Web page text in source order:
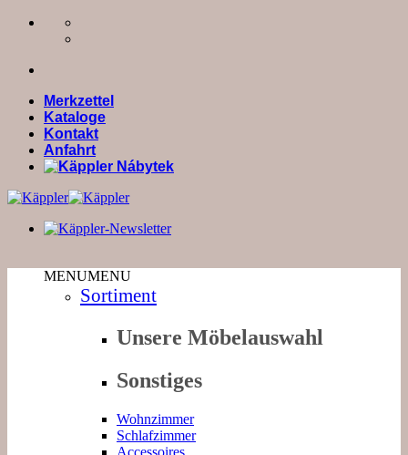
Zum
Merkzettel
Kataloge
Kontakt
Anfahrt
MENUMENU
Sortiment
Unsere Möbelauswahl
Sonstiges
Wohnzimmer
Schlafzimmer
Accessoires